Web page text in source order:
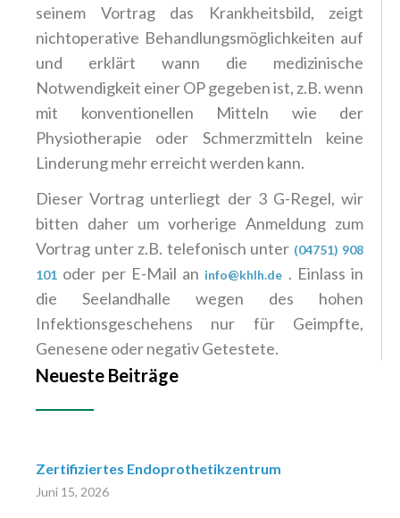
seinem Vortrag das Krankheitsbild, zeigt
nichtoperative Behandlungsmöglichkeiten auf
und erklärt wann die medizinische
Notwendigkeit einer OP gegeben ist, z.B. wenn
mit konventionellen Mitteln wie der
Physiotherapie oder Schmerzmitteln keine
Linderung mehr erreicht werden kann.
Dieser Vortrag unterliegt der 3 G-Regel, wir
bitten daher um vorherige Anmeldung zum
Vortrag unter z.B. telefonisch unter (04751) 908
101 oder per E-Mail an info@khlh.de . Einlass in
die Seelandhalle wegen des hohen
Infektionsgeschehens nur für Geimpfte,
Genesene oder negativ Getestete.
Neueste Beiträge
Zertifiziertes Endoprothetikzentrum
Juni 15, 2026